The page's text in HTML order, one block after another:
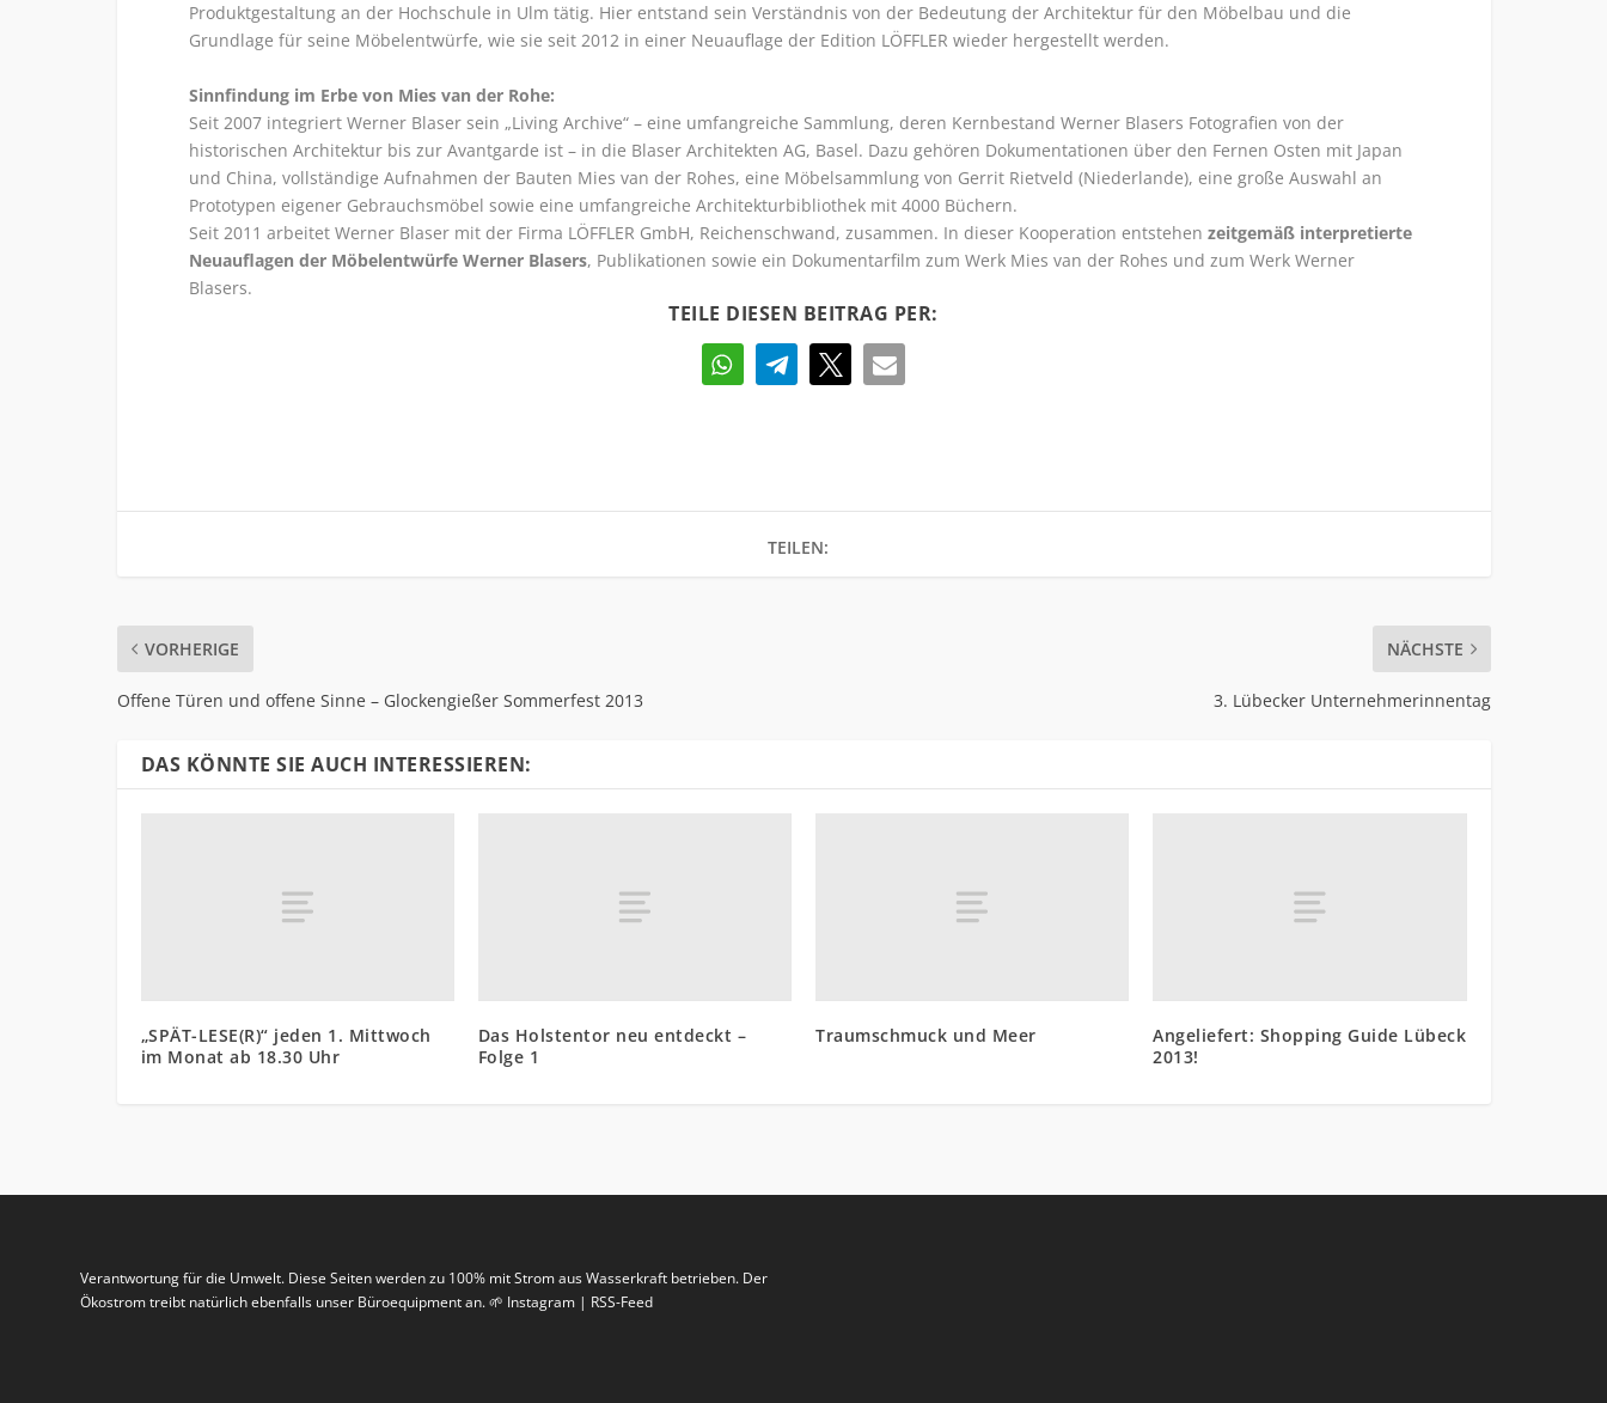
Produktgestaltung an der Hochschule in Ulm tätig. Hier entstand sein Verständnis von der Bedeutung der Architektur für den Möbelbau und die
Grundlage für seine Möbelentwürfe, wie sie seit 2012 in einer Neuauflage der Edition LÖFFLER wieder hergestellt werden.
Sinnfindung im Erbe von Mies van der Rohe:
Seit 2007 integriert Werner Blaser sein „Living Archive“ – eine umfangreiche Sammlung, deren Kernbestand Werner Blasers Fotografien von der
historischen Architektur bis zur Avantgarde ist – in die Blaser Architekten AG, Basel. Dazu gehören Dokumentationen über den Fernen Osten mit Japan
und China, vollständige Aufnahmen der Bauten Mies van der Rohes, eine Möbelsammlung von Gerrit Rietveld (Niederlande), eine große Auswahl an
Prototypen eigener Gebrauchsmöbel sowie eine umfangreiche Architekturbibliothek mit 4000 Büchern.
Seit 2011 arbeitet Werner Blaser mit der Firma LÖFFLER GmbH, Reichenschwand, zusammen. In dieser Kooperation entstehen zeitgemäß interpretierte
Neuauflagen der Möbelentwürfe Werner Blasers, Publikationen sowie ein Dokumentarfilm zum Werk Mies van der Rohes und zum Werk Werner
Blasers.
TEILE DIESEN BEITRAG PER:
TEILEN:
VORHERIGE
Offene Türen und offene Sinne – Glockengießer Sommerfest 2013
NÄCHSTE
3. Lübecker Unternehmerinnentag
DAS KÖNNTE SIE AUCH INTERESSIEREN:
„SPÄT-LESE(R)“ jeden 1. Mittwoch
im Monat ab 18.30 Uhr
Das Holstentor neu entdeckt –
Folge 1
Traumschmuck und Meer
Angeliefert: Shopping Guide Lübeck
2013!
Verantwortung für die Umwelt. Diese Seiten werden zu 100% mit Strom aus Wasserkraft betrieben. Der
Ökostrom treibt natürlich ebenfalls unser Büroequipment an. 🌱 Instagram | RSS-Feed